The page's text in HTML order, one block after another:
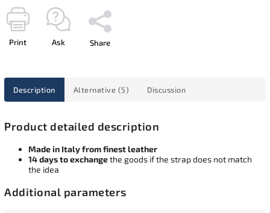
Print Ask Share
Description Alternative (5) Discussion
Product detailed description
Made in Italy from finest leather
14 days to exchangethe goods if the strap does not match
the idea
Additional parameters